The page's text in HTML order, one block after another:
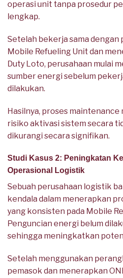
operasi unit tanpa prosedur
lengkap.
Setelah bekerja sama
Mobile Refueling Unit dan
Duty Loto, perusahaan mulai
sumber energi sebelum
dilakukan.
Hasilnya, proses maintenance
risiko aktivasi sistem secara
dikurangi secara signifikan.
Studi Kasus 2: Peningkatan
Operasional Logistik
Sebuah perusahaan logistik
kendala dalam menerapkan
yang konsisten pada Mobile
Penguncian energi belum
sehingga meningkatkan
Setelah menggunakan
pemasok dan menerapkan